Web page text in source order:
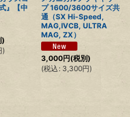
』【中
)
)
プ 1600/3600サイズ共
通（SX Hi-Speed,
MAG,IVCB, ULTRA
MAG, ZX）
3,000円(税別)
(税込 : 3,300円)